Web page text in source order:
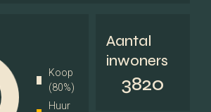
Koop
(80%)
Huur
Aantal
inwoners
3820